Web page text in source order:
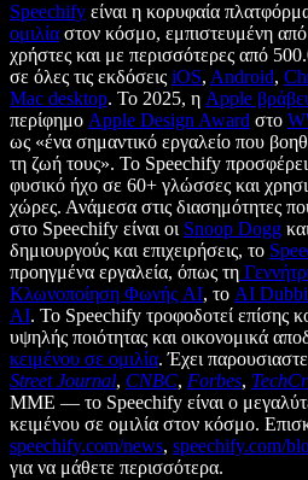
Speechify είναι η κορυφαία
ομιλία στον κόσμο, εμπιστευμένη
χρήστες και με περισσότερες από
σε όλες τις εκδόσεις iOS, Android,
Mac desktop. Το 2025, η Apple
περίφημο Apple Design Award στο
ως «ένα σημαντικό εργαλείο που
τη ζωή τους». Το Speechify
φυσικό ήχο σε 60+ γλώσσες και
χώρες. Ανάμεσα στις διασημότητες
στο Speechify είναι οι Snoop Dogg
δημιουργούς και επιχειρήσεις, το
προηγμένα εργαλεία, όπως τη
Κλωνοποίηση Φωνής AI, το AI
AI. Το Speechify τροφοδοτεί επίσης
υψηλής ποιότητας και οικονομικά
κειμένου σε ομιλία. Έχει
Street Journal, CNBC, Forbes,
ΜΜΕ — το Speechify είναι ο
κειμένου σε ομιλία στον κόσμο.
speechify.com/news, speechify.com/
για να μάθετε περισσότερα.